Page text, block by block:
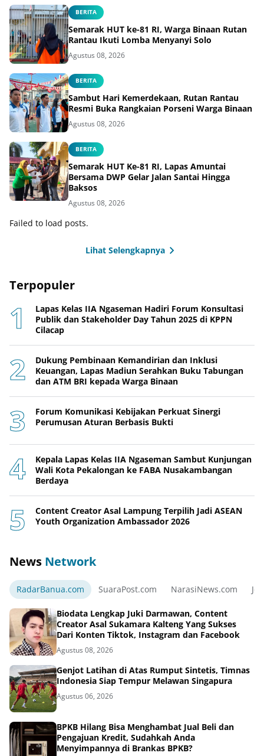
BERITA
Semarak HUT ke-81 RI, Warga Binaan Rutan
Rantau Ikuti Lomba Menyanyi Solo
Agustus 08, 2026
BERITA
Sambut Hari Kemerdekaan, Rutan Rantau
Resmi Buka Rangkaian Porseni Warga Binaan
Agustus 08, 2026
BERITA
Semarak HUT Ke-81 RI, Lapas Amuntai
Bersama DWP Gelar Jalan Santai Hingga
Baksos
Agustus 08, 2026
Failed to load posts.
Lihat Selengkapnya
Terpopuler
Lapas Kelas IIA Ngaseman Hadiri Forum Konsultasi
Publik dan Stakeholder Day Tahun 2025 di KPPN
Cilacap
Dukung Pembinaan Kemandirian dan Inklusi
Keuangan, Lapas Madiun Serahkan Buku Tabungan
dan ATM BRI kepada Warga Binaan
Forum Komunikasi Kebijakan Perkuat Sinergi
Perumusan Aturan Berbasis Bukti
Kepala Lapas Kelas IIA Ngaseman Sambut Kunjungan
Wali Kota Pekalongan ke FABA Nusakambangan
Berdaya
Content Creator Asal Lampung Terpilih Jadi ASEAN
Youth Organization Ambassador 2026
News Network
RadarBanua.com SuaraPost.com NarasiNews.com
Biodata Lengkap Juki Darmawan, Content
Creator Asal Sukamara Kalteng Yang Sukses
Dari Konten Tiktok, Instagram dan Facebook
Agustus 08, 2026
Genjot Latihan di Atas Rumput Sintetis, Timnas
Indonesia Siap Tempur Melawan Singapura
Agustus 06, 2026
BPKB Hilang Bisa Menghambat Jual Beli dan
Pengajuan Kredit, Sudahkah Anda
Menyimpannya di Brankas BPKB?